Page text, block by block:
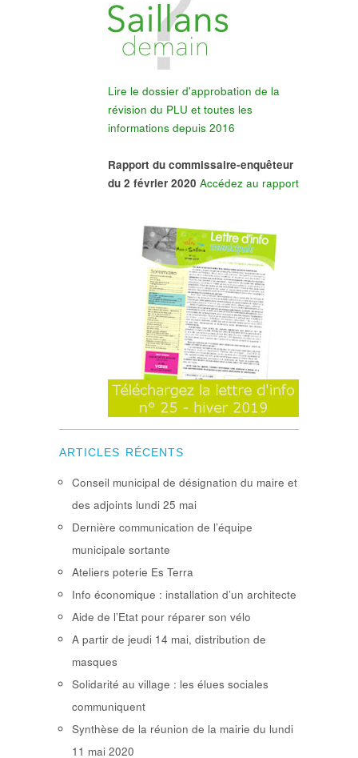
Lire le dossier d'approbation de la
révision du PLU et toutes les
informations depuis 2016
Rapport du commissaire-enquêteur
du 2 février 2020 Accédez au rapport
ARTICLES RÉCENTS
Conseil municipal de désignation du maire et
des adjoints lundi 25 mai
Dernière communication de l’équipe
municipale sortante
Ateliers poterie Es Terra
Info économique : installation d’un architecte
Aide de l’Etat pour réparer son vélo
A partir de jeudi 14 mai, distribution de
masques
Solidarité au village : les élues sociales
communiquent
Synthèse de la réunion de la mairie du lundi
11 mai 2020